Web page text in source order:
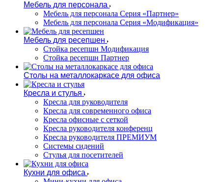
Мебель для персонала
Мебель для персонала Серия «Партнер»
Мебель для персонала Серия «Модификация»
Мебель для ресепшен
Стойка ресепшн Модификация
Стойка ресепшн Партнер
Столы на металлокаркасе для офиса
Кресла и стулья
Кресла для руководителя
Кресла для современного офиса
Кресла офисные с сеткой
Кресла руководителя конференц
Кресла руководителя ПРЕМИУМ
Системы сидений
Стулья для посетителей
Кухни для офиса